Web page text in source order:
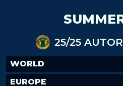
25/25
WORLD
EUROPE